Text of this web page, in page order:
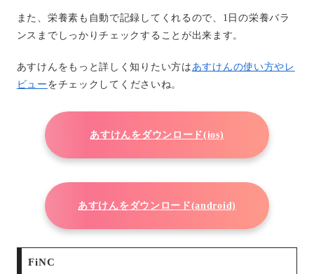
また、栄養素も自動で記録してくれるので、1日の栄養バラ
ンスまでしっかりチェックすることが出来ます。
あすけんをもっと詳しく知りたい方は あすけんの使い方やレ
ビュー をチェックしてくださいね。
あすけんをダウンロード(ios)
あすけんをダウンロード(android)
FiNC